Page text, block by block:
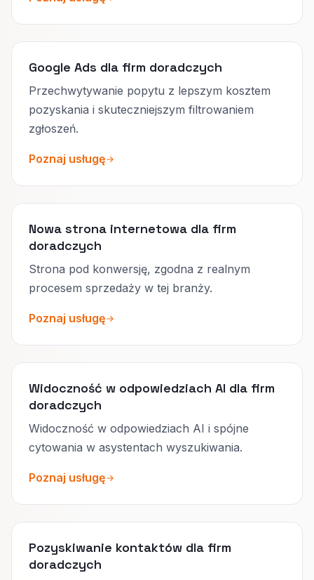
Google Ads dla firm doradczych
Przechwytywanie popytu z lepszym kosztem
pozyskania i skuteczniejszym filtrowaniem
zgłoszeń.
Poznaj usługę
Nowa strona internetowa dla firm
doradczych
Strona pod konwersję, zgodna z realnym
procesem sprzedaży w tej branży.
Poznaj usługę
Widoczność w odpowiedziach AI dla firm
doradczych
Widoczność w odpowiedziach AI i spójne
cytowania w asystentach wyszukiwania.
Poznaj usługę
Pozyskiwanie kontaktów dla firm
doradczych